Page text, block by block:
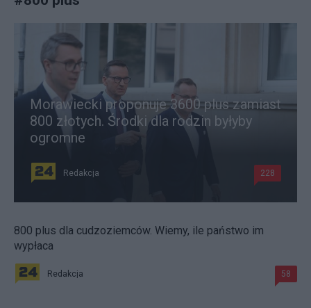
Morawiecki proponuje 3600 plus zamiast
800 złotych. Środki dla rodzin byłyby
ogromne
Redakcja 228
800 plus dla cudzoziemców. Wiemy, ile państwo im
wypłaca
Redakcja 58